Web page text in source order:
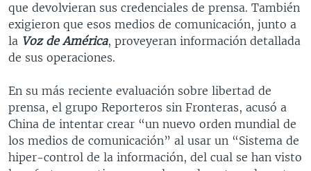
que devolvieran sus credenciales de prensa. También
exigieron que esos medios de comunicación, junto a
la Voz de América, proveyeran información detallada
de sus operaciones.
En su más reciente evaluación sobre libertad de
prensa, el grupo Reporteros sin Fronteras, acusó a
China de intentar crear “un nuevo orden mundial de
los medios de comunicación” al usar un “Sistema de
hiper-control de la información, del cual se han visto